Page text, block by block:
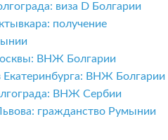
виза D Болгарии
получение
ВНЖ Болгарии
Екатеринбурга: ВНЖ Болгарии
ВНЖ Сербии
гражданство Румынии